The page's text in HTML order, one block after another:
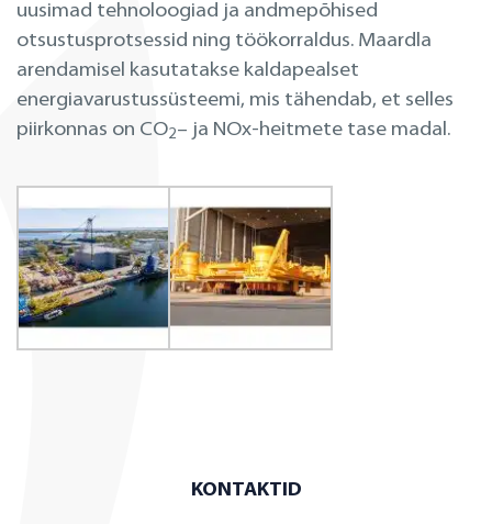
uusimad tehnoloogiad ja andmepõhised
otsustusprotsessid ning töökorraldus. Maardla
arendamisel kasutatakse kaldapealset
energiavarustussüsteemi, mis tähendab, et selles
piirkonnas on CO2– ja NOx-heitmete tase madal.
KONTAKTID